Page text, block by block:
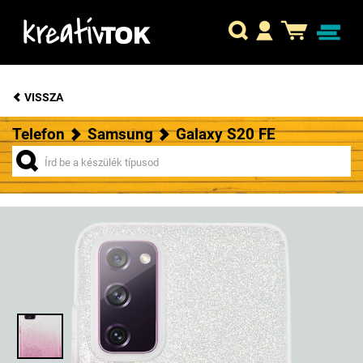
VISSZA
Telefon Samsung Galaxy S20 FE